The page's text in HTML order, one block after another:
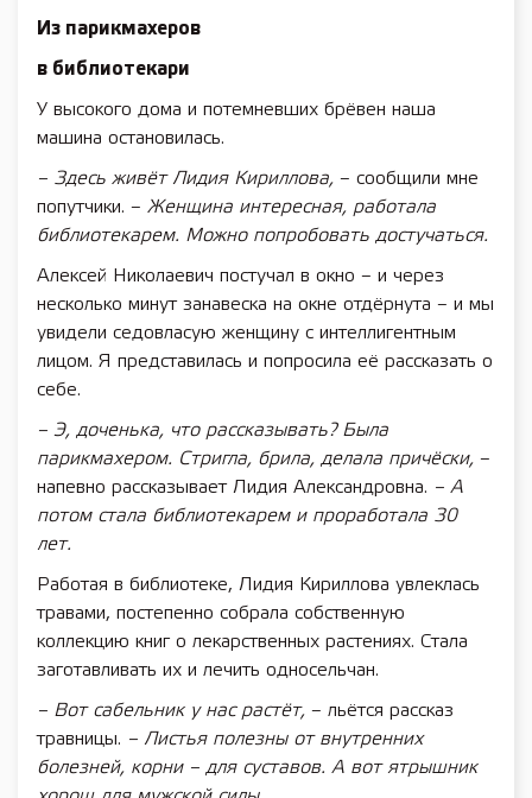
Из парикмахеров
в библиотекари
У высокого дома и потемневших брёвен наша
машина остановилась.
– Здесь живёт Лидия Кириллова, – сообщили мне
попутчики. – Женщина интересная, работала
библиотекарем. Можно попробовать достучаться.
Алексей Николаевич постучал в окно – и через
несколько минут занавеска на окне отдёрнута – и мы
увидели седовласую женщину с интеллигентным
лицом. Я представилась и попросила её рассказать о
себе.
– Э, доченька, что рассказывать? Была
парикмахером. Стригла, брила, делала причёски, –
напевно рассказывает Лидия Александровна. – А
потом стала библиотекарем и проработала 30
лет.
Работая в библиотеке, Лидия Кириллова увлеклась
травами, постепенно собрала собственную
коллекцию книг о лекарственных растениях. Стала
заготавливать их и лечить односельчан.
– Вот сабельник у нас растёт, – льётся рассказ
травницы. – Листья полезны от внутренних
болезней, корни – для суставов. А вот ятрышник